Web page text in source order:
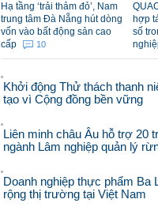
Hạ tầng ‘trải thảm đỏ’, Nam
trung tâm Đà Nẵng hút dòng
vốn vào bất động sản cao
cấp
10
hợp
số
Khởi động Thử thách thanh
tạo vì Cộng đồng bền vững
Liên minh châu Âu hỗ trợ 20
ngành Lâm nghiệp quản lý
Doanh nghiệp thực phẩm Ba
rộng thị trường tại Việt Nam